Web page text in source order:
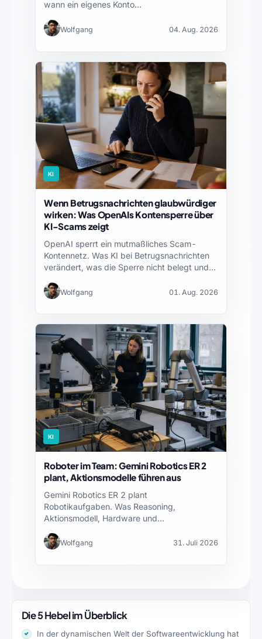
wann ein eigenes Konto…
Wolfgang 04. Aug. 2026
KI
Wenn Betrugsnachrichten glaubwürdiger
wirken: Was OpenAIs Kontensperre über
KI-Scams zeigt
OpenAI sperrt ein mutmaßliches Scam-
Kontennetz. Was KI bei Betrugsnachrichten
verändert, was die Sperre nicht belegt und…
Wolfgang 01. Aug. 2026
KI
Roboter im Team: Gemini Robotics ER 2
plant, Aktionsmodelle führen aus
Gemini Robotics ER 2 plant
Robotikaufgaben. Was Reasoning,
Aktionsmodell, Hardware und
Wolfgang 31. Juli 2026
Die 5 Hebel im Überblick
In der dynamischen Welt der Softwareentwicklung hat